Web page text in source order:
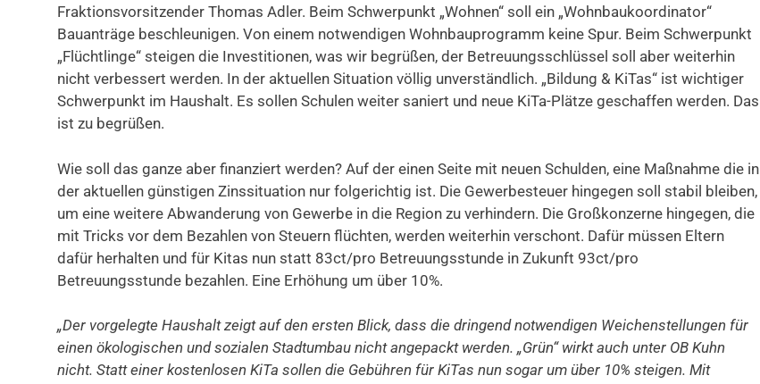
Fraktionsvorsitzender Thomas Adler. Beim Schwerpunkt „Wohnen“ soll ein „Wohnbaukoordinator“
Bauanträge beschleunigen. Von einem notwendigen Wohnbauprogramm keine Spur. Beim Schwerpunkt
„Flüchtlinge“ steigen die Investitionen, was wir begrüßen, der Betreuungsschlüssel soll aber weiterhin
nicht verbessert werden. In der aktuellen Situation völlig unverständlich. „Bildung & KiTas“ ist wichtiger
Schwerpunkt im Haushalt. Es sollen Schulen weiter saniert und neue KiTa-Plätze geschaffen werden. Das
ist zu begrüßen.
Wie soll das ganze aber finanziert werden? Auf der einen Seite mit neuen Schulden, eine Maßnahme die in
der aktuellen günstigen Zinssituation nur folgerichtig ist. Die Gewerbesteuer hingegen soll stabil bleiben,
um eine weitere Abwanderung von Gewerbe in die Region zu verhindern. Die Großkonzerne hingegen, die
mit Tricks vor dem Bezahlen von Steuern flüchten, werden weiterhin verschont. Dafür müssen Eltern
dafür herhalten und für Kitas nun statt 83ct/pro Betreuungsstunde in Zukunft 93ct/pro
Betreuungsstunde bezahlen. Eine Erhöhung um über 10%.
„Der vorgelegte Haushalt zeigt auf den ersten Blick, dass die dringend notwendigen Weichenstellungen für
einen ökologischen und sozialen Stadtumbau nicht angepackt werden. „Grün“ wirkt auch unter OB Kuhn
nicht. Statt einer kostenlosen KiTa sollen die Gebühren für KiTas nun sogar um über 10% steigen. Mit